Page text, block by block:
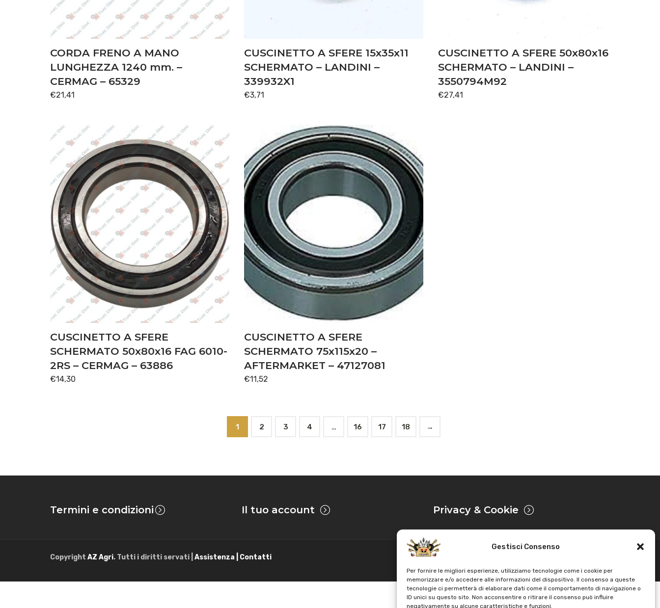
Gestisci Consenso
Per fornire le migliori esperienze, utilizziamo tecnologie come i cookie per
memorizzare e/o accedere alle informazioni del dispositivo. Il consenso a queste
tecnologie ci permetterà di elaborare dati come il comportamento di navigazione o
ID unici su questo sito. Non acconsentire o ritirare il consenso può influire
negativamente su alcune caratteristiche e funzioni.
CORDA FRENO A MANO
LUNGHEZZA 1240 mm. –
CERMAG – 65329
€21,41
CUSCINETTO A SFERE 15x35x11
SCHERMATO – LANDINI –
339932X1
€3,71
CUSCINETTO A SFERE 50x80x16
SCHERMATO – LANDINI –
3550794M92
€27,41
CUSCINETTO A SFERE
SCHERMATO 50x80x16 FAG 6010-
2RS – CERMAG – 63886
€14,30
CUSCINETTO A SFERE
SCHERMATO 75x115x20 –
AFTERMARKET – 47127081
€11,52
1 2 3 4 … 16 17 18 →
Termini e condizioni Il tuo account Privacy & Cookie
Copyright AZ Agri. Tutti i diritti servati | Assistenza | Contatti